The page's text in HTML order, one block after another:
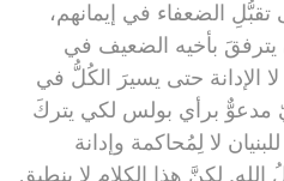
الضعفاء في إيمانهم،
بأخيه الضعيف في
الإدانة حتى يسيرَ الكُلُّ في
برأي بولس لكي يتركَ
لا لِمُحاكمة وإدانة
الله. لكنَّ هذا الكلام لا ينطبق